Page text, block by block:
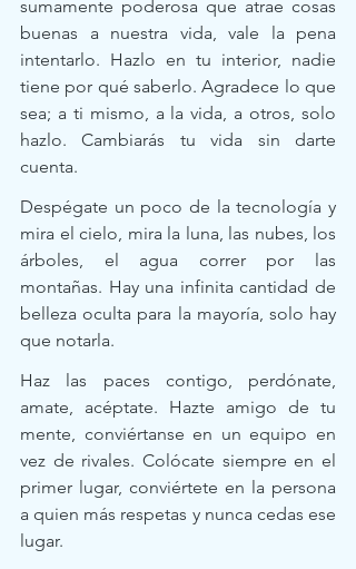
sumamente poderosa que atrae cosas
buenas a nuestra vida, vale la pena
intentarlo. Hazlo en tu interior, nadie
tiene por qué saberlo. Agradece lo que
sea; a ti mismo, a la vida, a otros, solo
hazlo. Cambiarás tu vida sin darte
cuenta.
Despégate un poco de la tecnología y
mira el cielo, mira la luna, las nubes, los
árboles, el agua correr por las
montañas. Hay una infinita cantidad de
belleza oculta para la mayoría, solo hay
que notarla.
Haz las paces contigo, perdónate,
amate, acéptate. Hazte amigo de tu
mente, conviértanse en un equipo en
vez de rivales. Colócate siempre en el
primer lugar, conviértete en la persona
a quien más respetas y nunca cedas ese
lugar.